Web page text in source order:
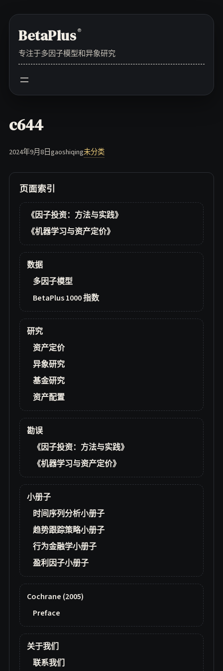
contentBetaPlus®
专注于多因子模型和异象研究
c644
2024年9月8日gaoshiqing未分类
页面索引
《因子投资：方法与实践》
《机器学习与资产定价》
数据
多因子模型
BetaPlus 1000 指数
研究
资产定价
异象研究
基金研究
资产配置
勘误
《因子投资：方法与实践》
《机器学习与资产定价》
小册子
时间序列分析小册子
趋势跟踪策略小册子
行为金融学小册子
盈利因子小册子
Cochrane (2005)
Preface
关于我们
联系我们